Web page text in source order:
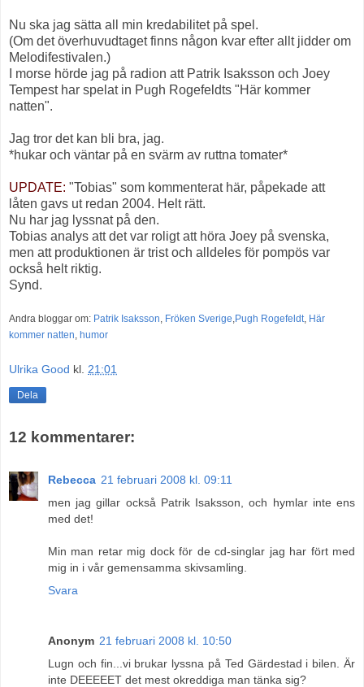
Nu ska jag sätta all min kredabilitet på spel.
(Om det överhuvudtaget finns någon kvar efter allt jidder om
Melodifestivalen.)
I morse hörde jag på radion att Patrik Isaksson och Joey
Tempest har spelat in Pugh Rogefeldts "Här kommer
natten".
Jag tror det kan bli bra, jag.
*hukar och väntar på en svärm av ruttna tomater*
UPDATE: "Tobias" som kommenterat här, påpekade att
låten gavs ut redan 2004. Helt rätt.
Nu har jag lyssnat på den.
Tobias analys att det var roligt att höra Joey på svenska,
men att produktionen är trist och alldeles för pompös var
också helt riktig.
Synd.
Andra bloggar om: Patrik Isaksson, Fröken Sverige,Pugh Rogefeldt, Här
kommer natten, humor
Ulrika Good kl. 21:01
Dela
12 kommentarer:
Rebecca 21 februari 2008 kl. 09:11
men jag gillar också Patrik Isaksson, och hymlar inte ens
med det!
Min man retar mig dock för de cd-singlar jag har fört med
mig in i vår gemensamma skivsamling.
Svara
Anonym 21 februari 2008 kl. 10:50
Lugn och fin...vi brukar lyssna på Ted Gärdestad i bilen. Är
inte DEEEEET det mest okreddiga man tänka sig?